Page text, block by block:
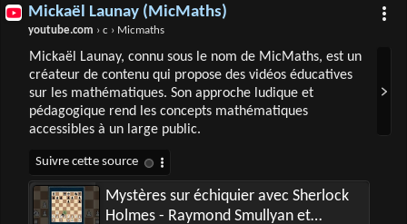
Mickaël Launay (MicMaths)
youtube.com › c › Micmaths
Mickaël Launay, connu sous le nom de MicMaths, est un
créateur de contenu qui propose des vidéos éducatives
sur les mathématiques. Son approche ludique et
pédagogique rend les concepts mathématiques
accessibles à un large public.
Mystères sur échiquier avec Sherlock
Holmes - Raymond Smullyan et